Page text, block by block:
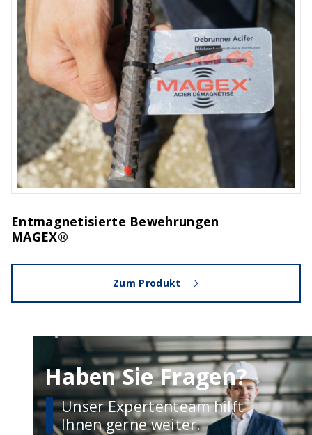
Entmagnetisierte Bewehrungen
MAGEX®
Zum Produkt
Haben Sie Fragen?
Unser Expertenteam hilft
Ihnen gerne weiter.